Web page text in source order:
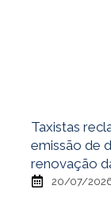
Taxistas
emissão de
renovação
20/07/